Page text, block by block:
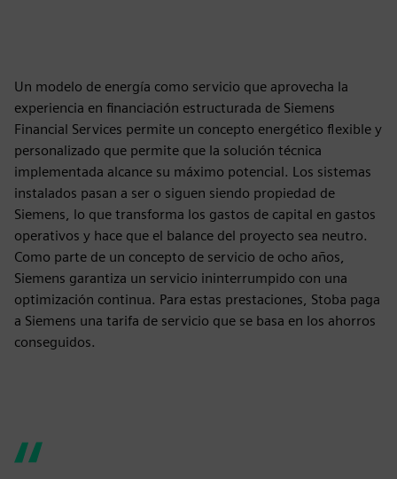
Un modelo de energía como servicio que aprovecha la
experiencia en financiación estructurada de Siemens
Financial Services permite un concepto energético flexible y
personalizado que permite que la solución técnica
implementada alcance su máximo potencial. Los sistemas
instalados pasan a ser o siguen siendo propiedad de
Siemens, lo que transforma los gastos de capital en gastos
operativos y hace que el balance del proyecto sea neutro.
Como parte de un concepto de servicio de ocho años,
Siemens garantiza un servicio ininterrumpido con una
optimización continua. Para estas prestaciones, Stoba paga
a Siemens una tarifa de servicio que se basa en los ahorros
conseguidos.